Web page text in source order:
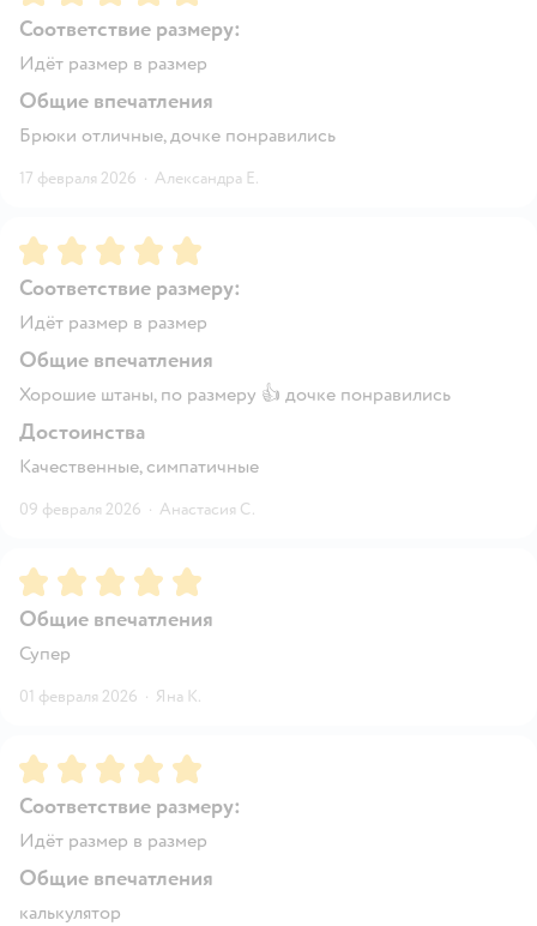
Соответствие размеру:
Идёт размер в размер
Общие впечатления
Брюки отличные, дочке понравились
17 февраля 2026 · Александра Е.
Рейтинг:5
Соответствие размеру:
Идёт размер в размер
Общие впечатления
Хорошие штаны, по размеру 👍 дочке понравились
Достоинства
Качественные, симпатичные
09 февраля 2026 · Анастасия С.
Рейтинг:5
Общие впечатления
Супер
01 февраля 2026 · Яна К.
Рейтинг:5
Соответствие размеру:
Идёт размер в размер
Общие впечатления
калькулятор